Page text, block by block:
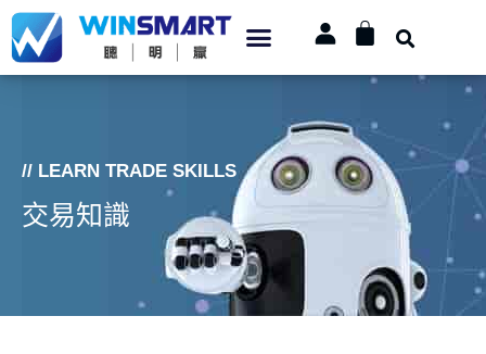
// LEARN TRADE SKILLS
交易知識